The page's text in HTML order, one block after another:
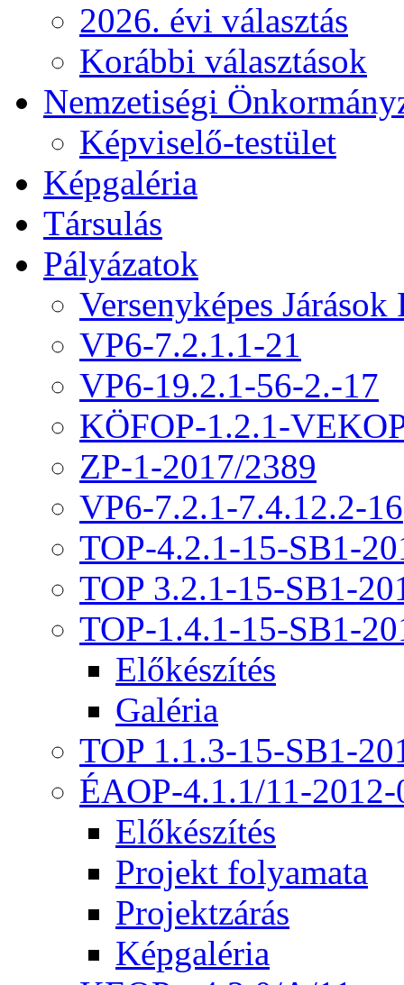
2026. évi választás
Korábbi választások
Nemzetiségi
Képviselő-testület
Képgaléria
Társulás
Pályázatok
Versenyképes Járások
VP6-7.2.1.1-21
VP6-19.2.1-56-2.-17
KÖFOP-1.2.1-
ZP-1-2017/2389
VP6-7.2.1-7.4.12.2-16
TOP-4.2.1-15-SB1-
TOP 3.2.1-15-SB1-
TOP-1.4.1-15-SB1-
Előkészítés
Galéria
TOP 1.1.3-15-SB1-
ÉAOP-4.1.1/11-2012-
Előkészítés
Projekt folyamata
Projektzárás
Képgaléria